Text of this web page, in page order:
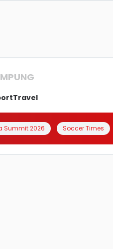
Travel
Summit 2026 Soccer Times